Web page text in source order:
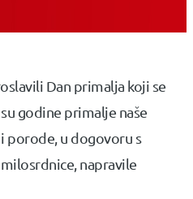
Dan primalja koji se
godine primalje naše
porode, u dogovoru s
napravile